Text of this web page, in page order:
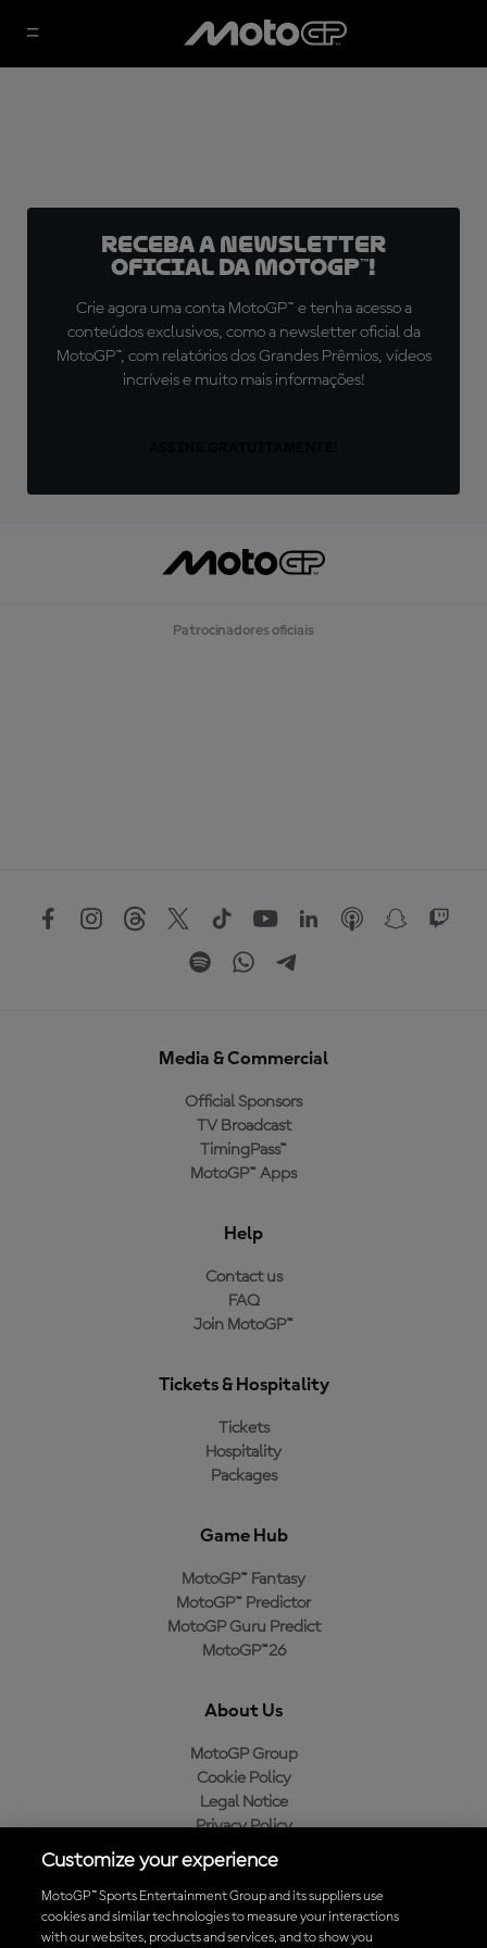
Receba a newsletter
oficial da MotoGP™!
Crie agora uma conta MotoGP™ e tenha acesso a
conteúdos exclusivos, como a newsletter oficial da
MotoGP™, com relatórios dos Grandes Prêmios, vídeos
incríveis e muito mais informações!
Patrocinadores oficiais
Media & Commercial
Official Sponsors
TV Broadcast
TimingPass™
MotoGP™ Apps
Help
Contact us
FAQ
Join MotoGP™
Tickets & Hospitality
Tickets
Hospitality
Packages
Game Hub
MotoGP™ Fantasy
MotoGP™ Predictor
MotoGP Guru Predict
MotoGP™26
About Us
MotoGP Group
Cookie Policy
Legal Notice
Privacy Policy
Purchase Policy
Baixe o aplicativo oficial da MotoGP™
Customize your experience
MotoGP™ Sports Entertainment Group and its suppliers use
cookies and similar technologies to measure your interactions
with our websites, products and services, and to show you